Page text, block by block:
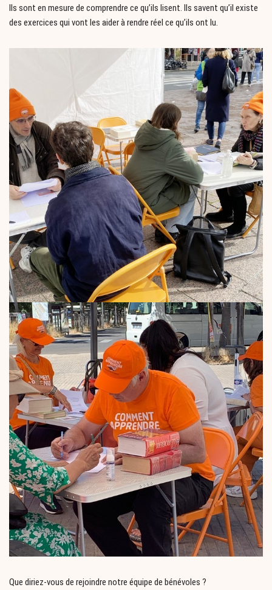
Ils sont en mesure de comprendre ce qu’ils lisent. Ils savent qu’il existe
des exercices qui vont les aider à rendre réel ce qu’ils ont lu.
Que diriez-vous de rejoindre notre équipe de bénévoles ?